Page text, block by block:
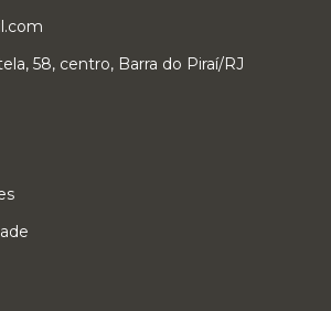
58, centro, Barra do Piraí/RJ